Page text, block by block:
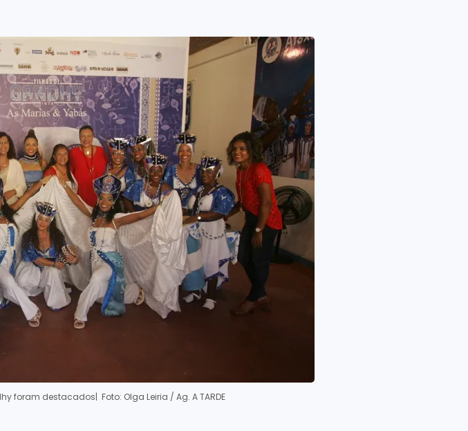
foram destacados| Foto: Olga Leiria / Ag. A TARDE